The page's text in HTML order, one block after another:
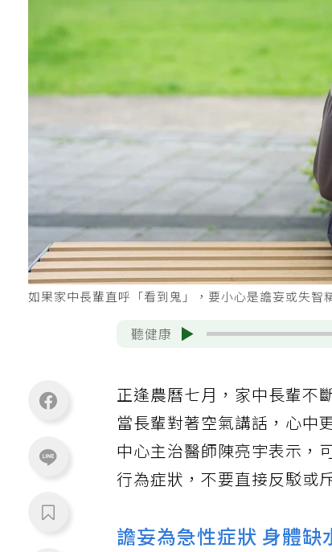
如果家中長輩直呼「看到鬼」，要小心是譫妄或失智
聽健康
正逢農曆七月，家中長輩不
當長輩對著空氣講話，心中
中心主治醫師陳亮宇表示，
行為症狀，不要直接反駁或
譫妄為急性症狀 身體